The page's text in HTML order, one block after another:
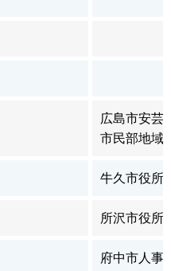
広島市安芸
市民部地域
牛久市役所
所沢市役所
府中市人事